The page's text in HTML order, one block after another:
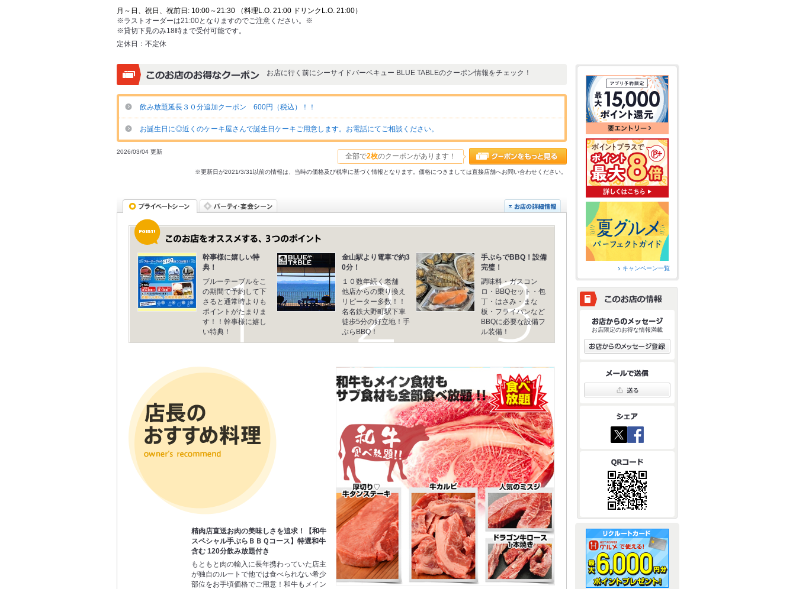
月～日、祝日、祝前日: 10:00～21:30 （料理L.O. 21:00 ドリンクL.O. 21:00）
※ラストオーダーは21:00となりますのでご注意ください。※
※貸切下見のみ18時まで受付可能です。
定休日： 不定休
お店に行く前にシーサイドバーベキュー BLUE TABLEのクーポン情報をチェック！
飲み放題延長３０分追加クーポン 600円（税込）！！
お誕生日に◎近くのケーキ屋さんで誕生日ケーキご用意します。お電話にてご相談ください。
全部で2枚のクーポンがあります！
2026/03/04 更新
※更新日が2021/3/31以前の情報は、当時の価格及び税率に基づく情報となります。価格につきましては直接店舗へお問い合わせください。
幹事様に嬉しい特
典！
ブルーテーブルをこ
の期間で予約して下
さると通常時よりも
ポイントがたまりま
す！！幹事様に嬉し
い特典！
金山駅より電車で約3
0分！
１０数年続く老舗
他店からの乗り換え
リピーター多数！！
名名鉄大野町駅下車
徒歩5分の好立地！手
ぶらBBQ！
手ぶらでBBQ！設備
完璧！
調味料・ガスコン
ロ・BBQセット・包
丁・はさみ・まな
板・フライパンなど
BBQに必要な設備フ
ル装備！
精肉店直送お肉の美味しさを追求！【和牛
スペシャル手ぶらＢＢＱコース】特選和牛
含む 120分飲み放題付き
もともと肉の輸入に長年携わっていた店主
が独自のルートで他では食べられない希少
部位をお手頃価格でご用意！和牛もメイン
キャンペーン一覧
お店限定のお得な情報満載